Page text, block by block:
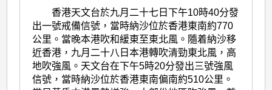
香港天文台於九月二十七日下午10時40分發
出一號戒備信號，當時納沙位於香港東南約770
公里。當晚本港吹和緩東至東北風。隨着納沙移
近香港，九月二十八日本港轉吹清勁東北風，高
地吹強風。天文台在下午5時20分發出三號強風
信號，當時納沙位於香港東南偏南約510公里。